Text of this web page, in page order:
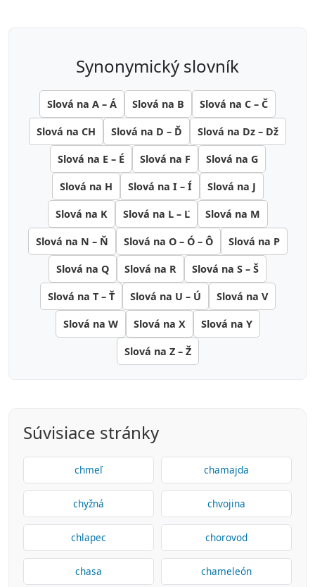
synonymický slovník
Slová na A – Á Slová na B Slová na C – Č
Slová na CH Slová na D – Ď Slová na Dz – Dž
Slová na E – É Slová na F Slová na G
Slová na H Slová na I – Í Slová na J
Slová na K Slová na L – Ľ Slová na M
Slová na N – Ň Slová na O – Ó – Ô Slová na P
Slová na Q Slová na R Slová na S – Š
Slová na T – Ť Slová na U – Ú Slová na V
Slová na W Slová na X Slová na Y
Slová na Z – Ž
Súvisiace stránky
chmeľ chamajda
chyžná chvojina
chlapec chorovod
chasa chameleón